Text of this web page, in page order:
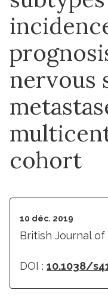
nervous
cohort
10 déc. 2019
British Journal of
DOI : 10.1038/